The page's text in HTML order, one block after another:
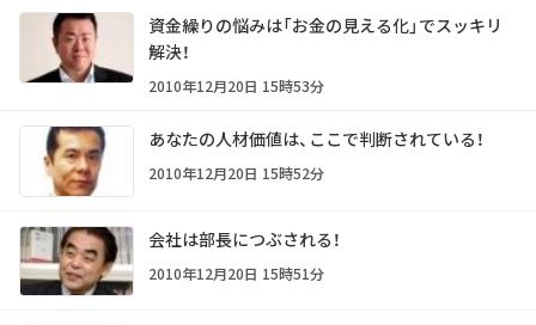
資金繰りの悩みは「お金の見える化」でスッキリ
解決！
2010年12月20日 15時53分
あなたの人材価値は、ここで判断されている！
2010年12月20日 15時52分
会社は部長につぶされる！
2010年12月20日 15時51分